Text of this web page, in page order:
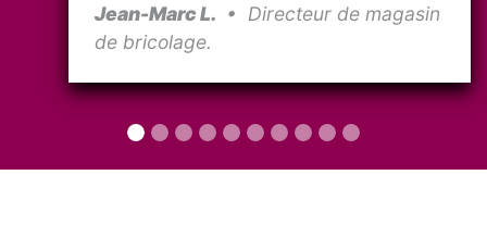
Jean-Marc L. • Directeur de magasin
de bricolage.